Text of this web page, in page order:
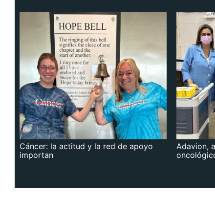
Cáncer: la actitud y la red de apoyo
importan
Adavion,